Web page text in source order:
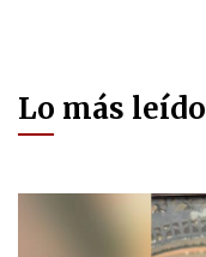
Lo más leído